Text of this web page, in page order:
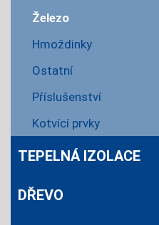
Železo
Hmoždinky
Ostatní
Příslušenství
Kotvící prvky
TEPELNÁ IZOLACE
DŘEVO